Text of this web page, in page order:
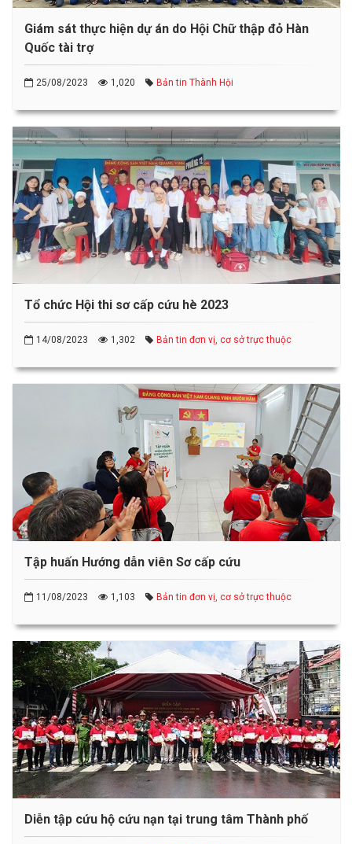
Giám sát thực hiện dự án do Hội Chữ thập đỏ Hàn
Quốc tài trợ
25/08/2023 1,020 Bản tin Thành Hội
Tổ chức Hội thi sơ cấp cứu hè 2023
14/08/2023 1,302 Bản tin đơn vị, cơ sở trực thuộc
Tập huấn Hướng dẫn viên Sơ cấp cứu
11/08/2023 1,103 Bản tin đơn vị, cơ sở trực thuộc
Diễn tập cứu hộ cứu nạn tại trung tâm Thành phố